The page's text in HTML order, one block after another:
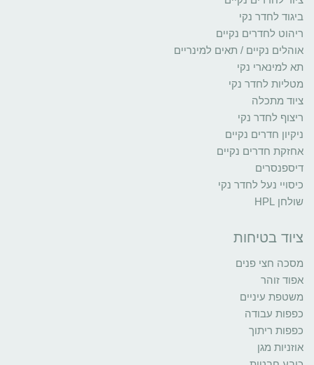
ביגוד לחדר נקי
ריהוט לחדרים נקיים
אוהלים נקיים / תאים למינריים
תא למינארי נקי
מטליות לחדר נקי
ציוד מתכלה
ריצוף לחדר נקי
ניקיון חדרים נקיים
אחזקת חדרים נקיים
דיספנסרים
כיסויי נעל לחדר נקי
שולחן HPL
ציוד בטיחות
מסכה חצי פנים
אפוד זוהר
משטפת עיניים
כפפות עבודה
כפפות ריתוך
אוזניות מגן